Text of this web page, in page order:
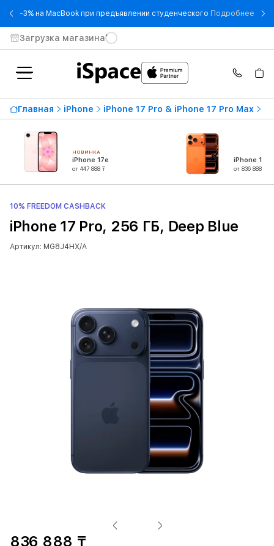
-3% на MacBook при предъявлении студенческого Подробнее - -
Загрузка магазина
Главная iPhone iPhone 17 Pro & iPhone 17 Pro Max
НОВИНКА
iPhone 17e
от 447 888 ₸
iPhone 17
от 836 888 ₸
10% FREEDOM CASHBACK
iPhone 17 Pro, 256 ГБ, Deep Blue
Артикул: MG8J4HX/A
836 888 ₸